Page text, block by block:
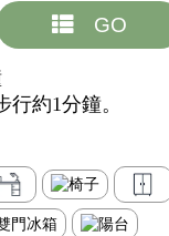
GO
約1分鐘。